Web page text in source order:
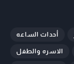
أحداث الساعه
الاسره والطفل